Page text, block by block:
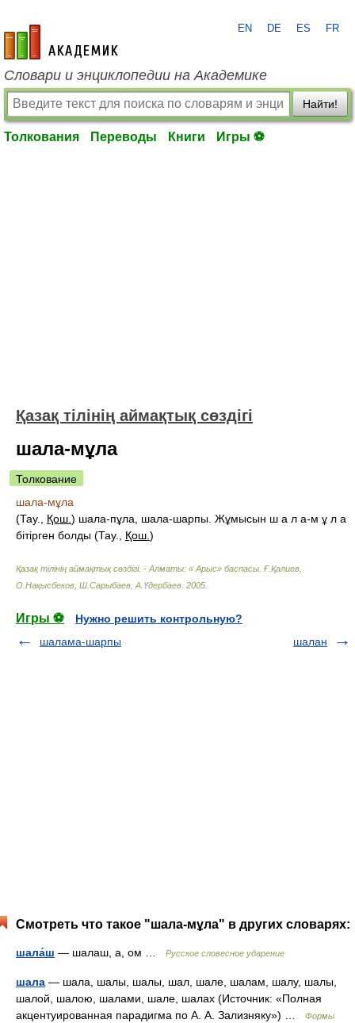
academic.ru
EN DE ES FR
Словари и энциклопедии на Академике
Найти!
Толкования Переводы Книги Игры ⚽
Қазақ тілінің аймақтық сөздігі
шала-мұла
Толкование
шала-мұла
(Тау., Қош. ) шала-пұла, шала-шарпы. Жұмысын ш а л а-м ұ л а
бітірген болды (Тау., Қош. )
Қазақ тілінің аймақтық сөздігі. - Алматы: « Арыс» баспасы Ғ.Қалиев,
О.Нақысбеков, Ш.Сарыбаев, А.Үдербаев 2005
Игры ⚽
Нужно решить контрольную?
шалама-шарпы
шалан
Смотреть что такое "шала-мұла" в других словарях:
шала́ш — шалаш, а, ом … Русское словесное ударение
шала — шала, шалы, шалы, шал, шале, шалам, шалу, шалы,
шалой, шалою, шалами, шале, шалах (Источник: «Полная
акцентуированная парадигма по А. А. Зализняку») …
Формы